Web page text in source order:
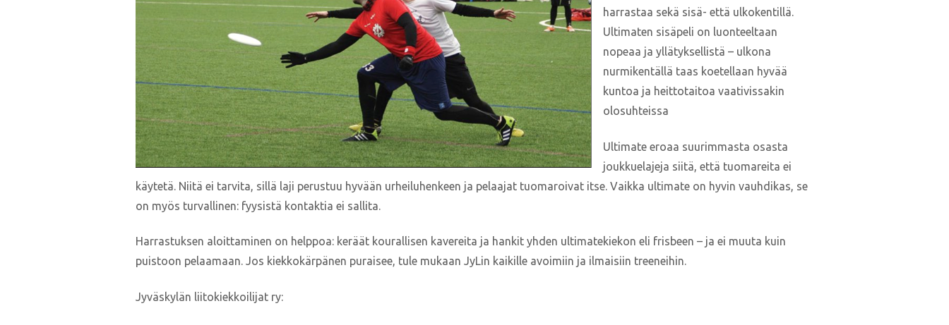
harrastaa sekä sisä- että ulkokentillä.
Ultimaten sisäpeli on luonteeltaan
nopeaa ja yllätyksellistä – ulkona
nurmikentällä taas koetellaan hyvää
kuntoa ja heittotaitoa vaativissakin
olosuhteissa
Ultimate eroaa suurimmasta osasta
joukkuelajeja siitä, että tuomareita ei
käytetä. Niitä ei tarvita, sillä laji perustuu hyvään urheiluhenkeen ja pelaajat tuomaroivat itse. Vaikka ultimate on hyvin vauhdikas, se
on myös turvallinen: fyysistä kontaktia ei sallita.
Harrastuksen aloittaminen on helppoa: keräät kourallisen kavereita ja hankit yhden ultimatekiekon eli frisbeen – ja ei muuta kuin
puistoon pelaamaan. Jos kiekkokärpänen puraisee, tule mukaan JyLin kaikille avoimiin ja ilmaisiin treeneihin.
Jyväskylän liitokiekkoilijat ry: